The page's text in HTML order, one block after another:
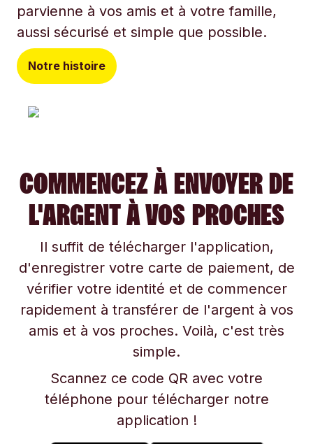
parvienne à vos amis et à votre famille,
aussi sécurisé et simple que possible.
Notre histoire
COMMENCEZ À ENVOYER DE
L'ARGENT À VOS PROCHES
Il suffit de télécharger l'application,
d'enregistrer votre carte de paiement, de
vérifier votre identité et de commencer
rapidement à transférer de l'argent à vos
amis et à vos proches. Voilà, c'est très
simple.
Scannez ce code QR avec votre
téléphone pour télécharger notre
application !